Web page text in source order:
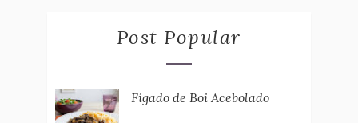
Post Popular
Fígado de Boi Acebolado